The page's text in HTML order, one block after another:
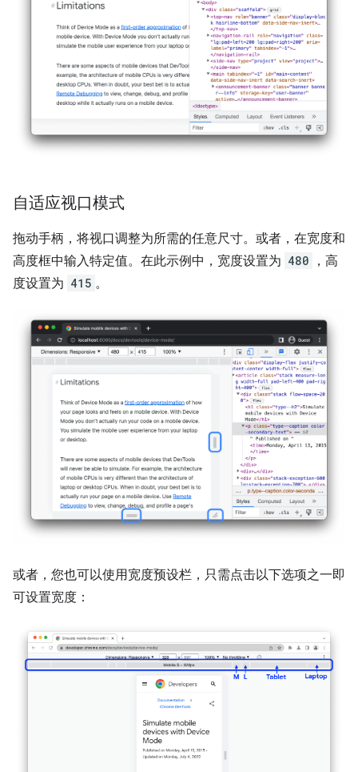
自适应视口模式
拖动手柄，将视口调整为所需的任意尺寸。或者，在宽度和
高度框中输入特定值。在此示例中，宽度设置为 480
，高
度设置为 415 。
或者，您也可以使用宽度预设栏，只需点击以下选项之一即
可设置宽度：